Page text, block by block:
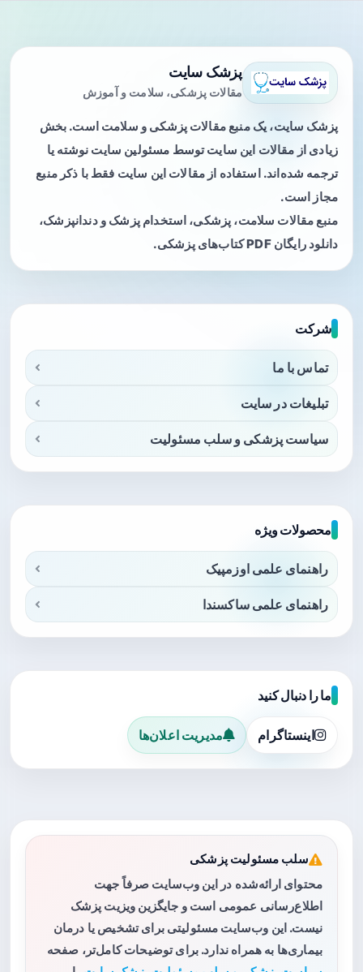
پزشک سایت
مقالات پزشکی، سلامت و آموزش
پزشک سایت، یک منبع مقالات پزشکی و سلامت است. بخش
زیادی از مقالات این سایت توسط مسئولین سایت نوشته یا
ترجمه شده‌اند. استفاده از مقالات این سایت فقط با ذکر منبع
مجاز است.
منبع مقالات سلامت، پزشکی، استخدام پزشک و دندانپزشک،
دانلود رایگان PDF کتاب‌های پزشکی.
شرکت
تماس با ما
تبلیغات در سایت
سیاست پزشکی و سلب مسئولیت
محصولات ویژه
راهنمای علمی اوزمپیک
راهنمای علمی ساکسندا
ما را دنبال کنید
اینستاگرام مدیریت اعلان‌ها
سلب مسئولیت پزشکی
محتوای ارائه‌شده در این وب‌سایت صرفاً جهت
اطلاع‌رسانی عمومی است و جایگزین ویزیت پزشک
نیست. این وب‌سایت مسئولیتی برای تشخیص یا درمان
بیماری‌ها به همراه ندارد. برای توضیحات کامل‌تر، صفحه